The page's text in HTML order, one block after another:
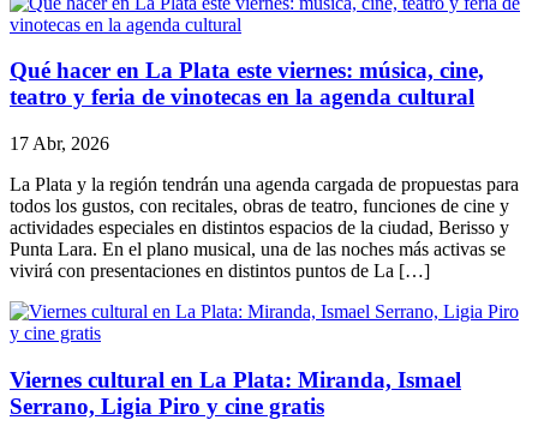
Qué hacer en La Plata este viernes: música, cine,
teatro y feria de vinotecas en la agenda cultural
17 Abr, 2026
La Plata y la región tendrán una agenda cargada de propuestas para
todos los gustos, con recitales, obras de teatro, funciones de cine y
actividades especiales en distintos espacios de la ciudad, Berisso y
Punta Lara. En el plano musical, una de las noches más activas se
vivirá con presentaciones en distintos puntos de La […]
Viernes cultural en La Plata: Miranda, Ismael
Serrano, Ligia Piro y cine gratis